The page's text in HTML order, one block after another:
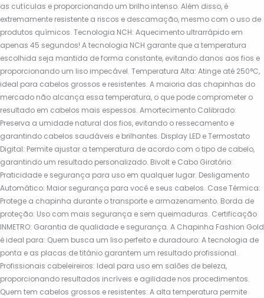
as cutículas e proporcionando um brilho intenso. Além disso, é
extremamente resistente a riscos e descamação, mesmo com o uso de
produtos químicos. Tecnologia NCH: Aquecimento ultrarrápido em
apenas 45 segundos! A tecnologia NCH garante que a temperatura
escolhida seja mantida de forma constante, evitando danos aos fios e
proporcionando um liso impecável. Temperatura Alta: Atinge até 250°C,
ideal para cabelos grossos e resistentes. A maioria das chapinhas do
mercado não alcança essa temperatura, o que pode comprometer o
resultado em cabelos mais espessos. Amortecimento Calibrado:
Preserva a umidade natural dos fios, evitando o ressecamento e
garantindo cabelos saudáveis e brilhantes. Display LED e Termostato
Digital: Permite ajustar a temperatura de acordo com o tipo de cabelo,
garantindo um resultado personalizado. Bivolt e Cabo Giratório:
Praticidade e segurança para uso em qualquer lugar. Desligamento
Automático: Maior segurança para você e seus cabelos. Case Térmica:
Protege a chapinha durante o transporte e armazenamento. Borda de
proteção: Uso com mais segurança e sem queimaduras. Certificação
INMETRO: Garantia de qualidade e segurança. A Chapinha Fashion Gold
é ideal para: Quem busca um liso perfeito e duradouro: A tecnologia de
ponta e as placas de titânio garantem um resultado profissional.
Profissionais cabeleireiros: Ideal para uso em salões de beleza,
proporcionando resultados incríveis e agilidade nos procedimentos.
Quem tem cabelos grossos e resistentes: A alta temperatura permite